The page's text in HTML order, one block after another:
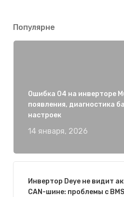
Популярне
Ошибка 04 на инверторе
появления, диагностика
настроек
14 января, 2026
Инвертор Deye не видит
CAN-шине: проблемы с